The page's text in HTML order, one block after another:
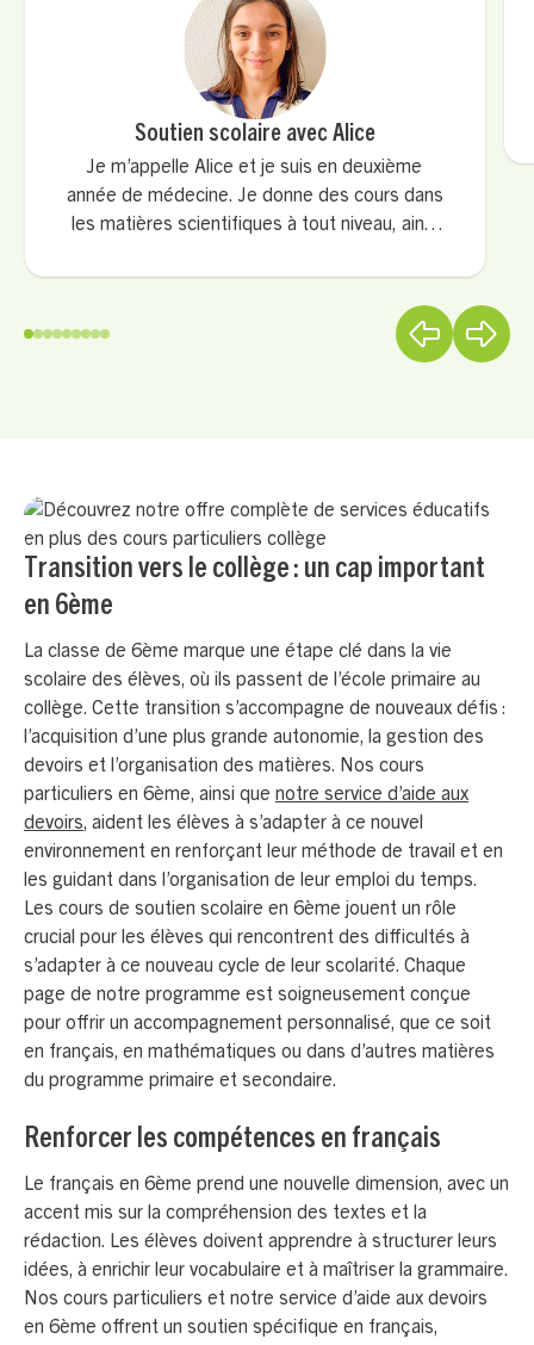
Soutien scolaire avec Alice
Je m’appelle Alice et je suis en deuxième
année de médecine. Je donne des cours dans
les matières scientifiques à tout niveau, ainsi
primaire/collège. Depuis 1 an, je donne des
cours privés pour les premières années de
médecine qui préparent le concours. Mon
approche est basée sur la pédagogie, la
Transition vers le collège : un cap important
en 6ème
La classe de 6ème marque une étape clé dans la vie
scolaire des élèves, où ils passent de l’école primaire au
collège. Cette transition s’accompagne de nouveaux défis :
l’acquisition d’une plus grande autonomie, la gestion des
devoirs et l’organisation des matières. Nos cours
particuliers en 6ème, ainsi que notre service d’aide aux
devoirs, aident les élèves à s’adapter à ce nouvel
environnement en renforçant leur méthode de travail et en
les guidant dans l’organisation de leur emploi du temps.
Les cours de soutien scolaire en 6ème jouent un rôle
crucial pour les élèves qui rencontrent des difficultés à
s’adapter à ce nouveau cycle de leur scolarité. Chaque
page de notre programme est soigneusement conçue
pour offrir un accompagnement personnalisé, que ce soit
en français, en mathématiques ou dans d’autres matières
du programme primaire et secondaire.
Renforcer les compétences en français
Le français en 6ème prend une nouvelle dimension, avec un
accent mis sur la compréhension des textes et la
rédaction. Les élèves doivent apprendre à structurer leurs
idées, à enrichir leur vocabulaire et à maîtriser la grammaire.
Nos cours particuliers et notre service d’aide aux devoirs
en 6ème offrent un soutien spécifique en français,